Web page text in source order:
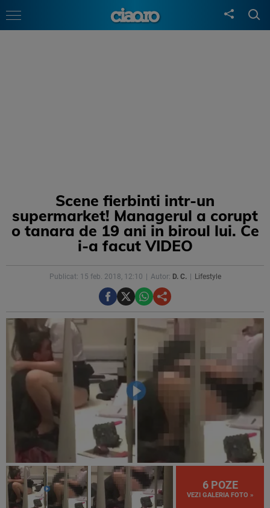
Scene fierbinti intr-un
supermarket! Managerul a corupt
o tanara de 19 ani in biroul lui. Ce
i-a facut VIDEO
Publicat: 15 feb. 2018, 12:10 Autor: D. C. Lifestyle
6 POZE
VEZI GALERIA FOTO »